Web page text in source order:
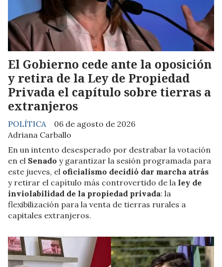
El Gobierno cede ante la oposición
y retira de la Ley de Propiedad
Privada el capítulo sobre tierras a
extranjeros
Adriana Carballo
POLÍTICA 06 de agosto de 2026
En un intento desesperado por destrabar la votación
en el Senado y garantizar la sesión programada para
este jueves, el oficialismo decidió dar marcha atrás
y retirar el capítulo más controvertido de la ley de
inviolabilidad de la propiedad privada: la
flexibilización para la venta de tierras rurales a
capitales extranjeros.